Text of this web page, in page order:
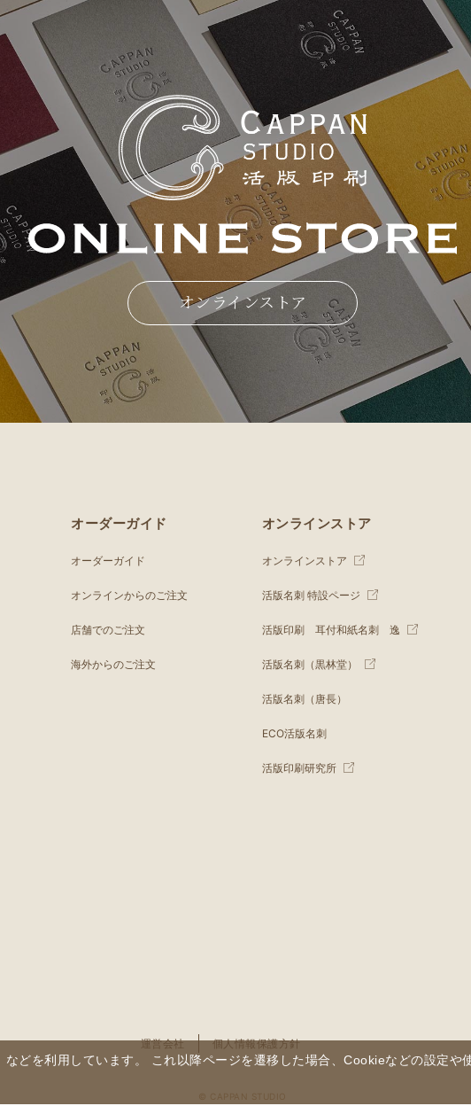
どを利用しています。 これ以降ページを遷移した場合、Cookieなどの設定や
オンラインストア
オーダーガイド
オーダーガイド
オンラインからのご注文
店舗でのご注文
海外からのご注文
オンラインストア
オンラインストア
活版名刺 特設ページ
活版印刷 耳付和紙名刺 逸
活版名刺（黒林堂）
活版名刺（唐長）
ECO活版名刺
活版印刷研究所
運営会社 個人情報保護方針
© CAPPAN STUDIO